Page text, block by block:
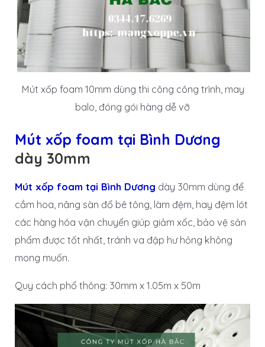
Mút xốp foam 10mm dùng thi công công trình, may
balo, đóng gói hàng dễ vỡ
Mút xốp foam tại Bình Dương
dày 30mm
Mút xốp foam tại Bình Dương dày 30mm dùng để
cắm hoa, nâng sàn đổ bê tông, làm đệm, hay đệm lót
các hàng hóa vận chuyển giúp giảm xốc, bảo vệ sản
phẩm được tốt nhất, tránh va đập hư hỏng không
mong muốn.
Quy cách phổ thông: 30mm x 1.05m x 50m